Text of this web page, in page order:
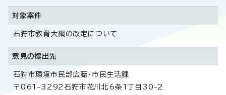
対象案件
石狩市教育大綱の改定について
意見の提出先
石狩市環境市民部広聴・市民生活課
〒061-3292石狩市花川北6条1丁目30-2